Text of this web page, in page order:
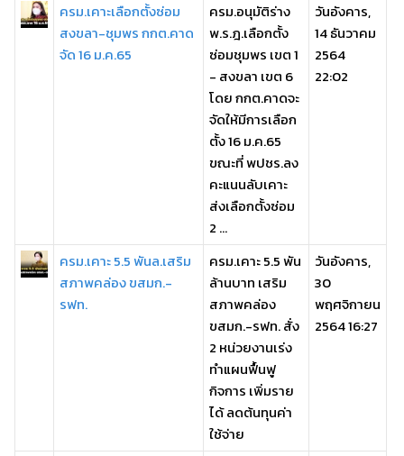
ครม.เคาะเลือกตั้งซ่อม
สงขลา-ชุมพร กกต.คาด
จัด 16 ม.ค.65
ครม.อนุมัติร่าง
พ.ร.ฎ.เลือกตั้ง
ซ่อมชุมพร เขต 1
- สงขลา เขต 6
โดย กกต.คาดจะ
จัดให้มีการเลือก
ตั้ง 16 ม.ค.65
ขณะที่ พปชร.ลง
คะแนนลับเคาะ
ส่งเลือกตั้งซ่อม
2 ...
วันอังคาร,
14 ธันวาคม
2564
22:02
ครม.เคาะ 5.5 พันล.เสริม
สภาพคล่อง ขสมก.-
รฟท.
ครม.เคาะ 5.5 พัน
ล้านบาท เสริม
สภาพคล่อง
ขสมก.-รฟท. สั่ง
2 หน่วยงานเร่ง
ทำแผนฟื้นฟู
กิจการ เพิ่มราย
ได้ ลดต้นทุนค่า
ใช้จ่าย
วันอังคาร,
30
พฤศจิกายน
2564 16:27